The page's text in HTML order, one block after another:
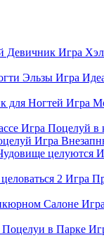
Игра
Игра
Игра
Игра Поцелуй в
Игра
Игра